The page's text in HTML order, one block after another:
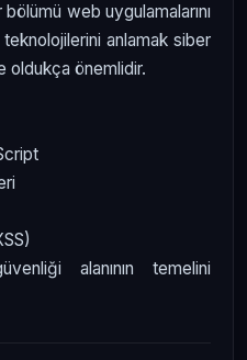
bölümü web uygulamalarını
anlamak siber
oldukça önemlidir.
alanının temelini